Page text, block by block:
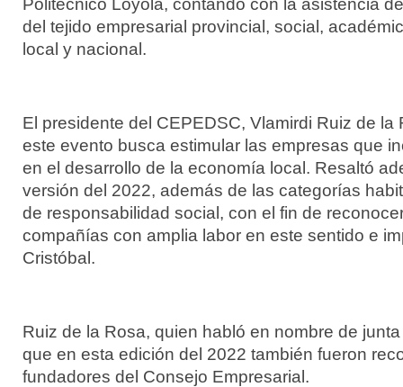
Politécnico Loyola, contando con la asistencia
del tejido empresarial provincial, social,
local y nacional.
El presidente del CEPEDSC, Vlamirdi Ruiz de la
este evento busca estimular las empresas que
en el desarrollo de la economía local. Resaltó
versión del 2022, además de las categorías
de responsabilidad social, con el fin de
compañías con amplia labor en este sentido e
Cristóbal.
Ruiz de la Rosa, quien habló en nombre de
que en esta edición del 2022 también fueron
fundadores del Consejo Empresarial.